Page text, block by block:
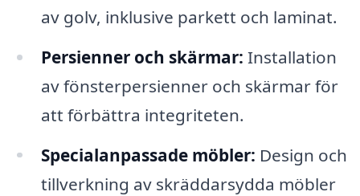
av golv, inklusive parkett och laminat.
Persienner och skärmar: Installation
av fönsterpersienner och skärmar för
att förbättra integriteten.
Specialanpassade möbler: Design och
tillverkning av skräddarsydda möbler